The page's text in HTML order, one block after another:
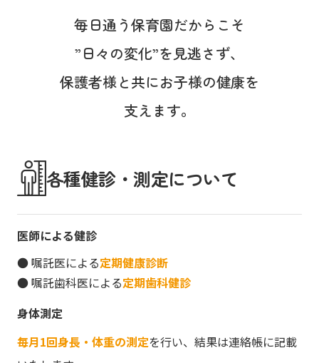
よくあるご質問
プライバシーポリシー サイトのご利用について
毎日通う保育園だからこそ
”日々の変化”を見逃さず、
保護者様と共にお子様の健康を
支えます。
各種健診・測定について
医師による健診
● 嘱託医による定期健康診断
● 嘱託歯科医による定期歯科健診
身体測定
毎月1回身長・体重の測定を行い、結果は連絡帳に記載